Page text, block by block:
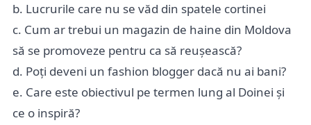
b. Lucrurile care nu se văd din spatele cortinei
c. Cum ar trebui un magazin de haine din Moldova
să se promoveze pentru ca să reușească?
d. Poți deveni un fashion blogger dacă nu ai bani?
e. Care este obiectivul pe termen lung al Doinei și
ce o inspiră?